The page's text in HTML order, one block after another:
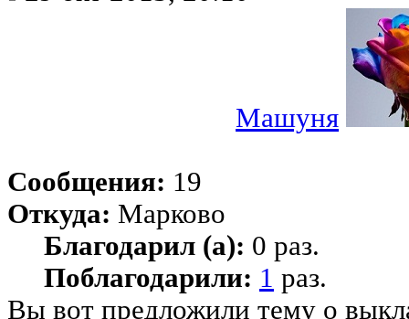
Машуня
Сообщения: 19
Откуда: Марково
Благодарил (а): 0 раз.
Поблагодарили: 1 раз.
Вы вот предложили тему о